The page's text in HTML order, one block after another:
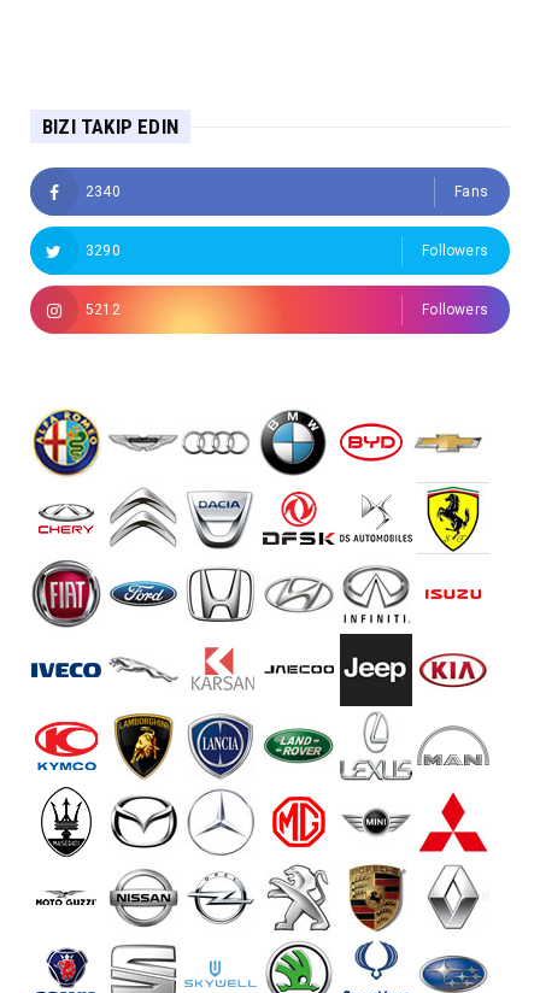
BIZI TAKIP EDIN
2340 Fans
3290 Followers
5212 Followers